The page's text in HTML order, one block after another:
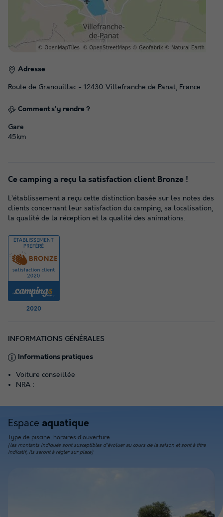
Adresse
Route de Granouillac - 12430 Villefranche de Panat, France
Comment s'y rendre ?
Gare
45km
Ce camping a reçu la satisfaction client Bronze !
L’établissement a reçu cette distinction basée sur les notes des
clients concernant leur satisfaction du camping, sa localisation,
la qualité de la réception et la qualité des animations.
2020
INFORMATIONS GÉNÉRALES
Informations pratiques
Voiture conseillée
NRA :
Espace aquatique
Type de piscine, horaires d'ouverture
(les montants indiqués sont susceptibles d'évoluer au cours de la saison et sont à titre
indicatif, ils seront à régler sur place)